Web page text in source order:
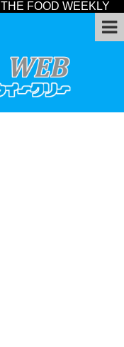
THE FOOD WEEKLY